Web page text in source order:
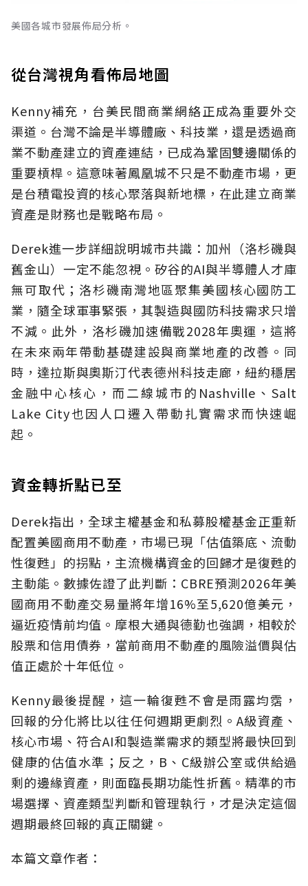
美國各城市發展佈局分析。
從台灣視角看佈局地圖
Kenny補充，台美民間商業網絡正成為重要外交
渠道。台灣不論是半導體廠、科技業，還是透過商
業不動產建立的資產連結，已成為鞏固雙邊關係的
重要槓桿。這意味著鳳凰城不只是不動產市場，更
是台積電投資的核心聚落與新地標，在此建立商業
資產是財務也是戰略布局。
Derek進一步詳細說明城市共識：加州（洛杉磯與
舊金山）一定不能忽視。矽谷的AI與半導體人才庫
無可取代；洛杉磯南灣地區聚集美國核心國防工
業，隨全球軍事緊張，其製造與國防科技需求只增
不減。此外，洛杉磯加速備戰2028年奧運，這將
在未來兩年帶動基礎建設與商業地產的改善。同
時，達拉斯與奧斯汀代表德州科技走廊，紐約穩居
金融中心核心，而二線城市的Nashville、Salt
Lake City也因人口遷入帶動扎實需求而快速崛
起。
資金轉折點已至
Derek指出，全球主權基金和私募股權基金正重新
配置美國商用不動產，市場已現「估值築底、流動
性復甦」的拐點，主流機構資金的回歸才是復甦的
主動能。數據佐證了此判斷：CBRE預測2026年美
國商用不動產交易量將年增16%至5,620億美元，
逼近疫情前均值。摩根大通與德勤也強調，相較於
股票和信用債券，當前商用不動產的風險溢價與估
值正處於十年低位。
Kenny最後提醒，這一輪復甦不會是雨露均霑，
回報的分化將比以往任何週期更劇烈。A級資產、
核心市場、符合AI和製造業需求的類型將最快回到
健康的估值水準；反之，B、C級辦公室或供給過
剩的邊緣資產，則面臨長期功能性折舊。精準的市
場選擇、資產類型判斷和管理執行，才是決定這個
週期最終回報的真正關鍵。
本篇文章作者：